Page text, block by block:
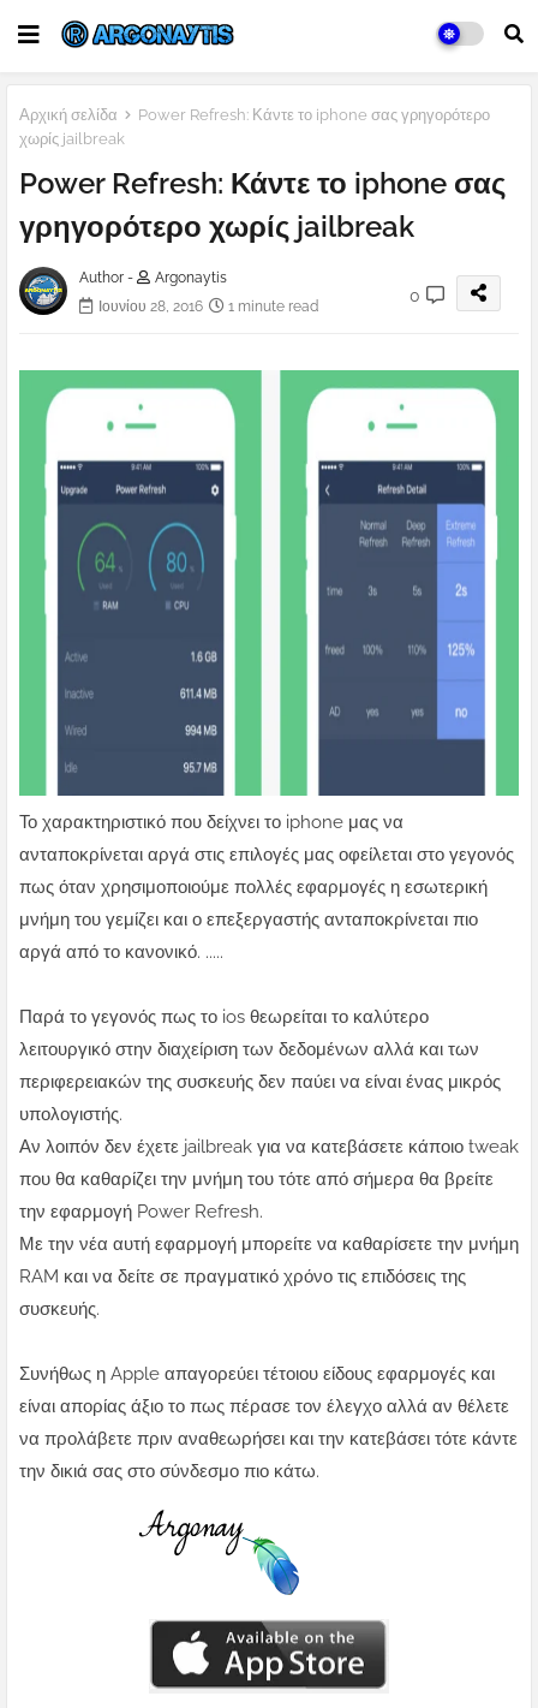
Αρχική σελίδα
Power Refresh: Κάντε το iphone σας γρηγορότερο
χωρίς jailbreak
Power Refresh: Κάντε το iphone σας
γρηγορότερο χωρίς jailbreak
Author -
Argonaytis
Ιουνίου 28, 2016
1 minute read
0
Το χαρακτηριστικό που δείχνει το iphone μας να
ανταποκρίνεται αργά στις επιλογές μας οφείλεται στο γεγονός
πως όταν χρησιμοποιούμε πολλές εφαρμογές η εσωτερική
μνήμη του γεμίζει και ο επεξεργαστής ανταποκρίνεται πιο
αργά από το κανονικό. .....
Παρά το γεγονός πως το ios θεωρείται το καλύτερο
λειτουργικό στην διαχείριση των δεδομένων αλλά και των
περιφερειακών της συσκευής δεν παύει να είναι ένας μικρός
υπολογιστής.
Αν λοιπόν δεν έχετε jailbreak για να κατεβάσετε κάποιο tweak
που θα καθαρίζει την μνήμη του τότε από σήμερα θα βρείτε
την εφαρμογή Power Refresh.
Με την νέα αυτή εφαρμογή μπορείτε να καθαρίσετε την μνήμη
RAM και να δείτε σε πραγματικό χρόνο τις επιδόσεις της
συσκευής.
Συνήθως η Apple απαγορεύει τέτοιου είδους εφαρμογές και
είναι απορίας άξιο το πως πέρασε τον έλεγχο αλλά αν θέλετε
να προλάβετε πριν αναθεωρήσει και την κατεβάσει τότε κάντε
την δικιά σας στο σύνδεσμο πιο κάτω.